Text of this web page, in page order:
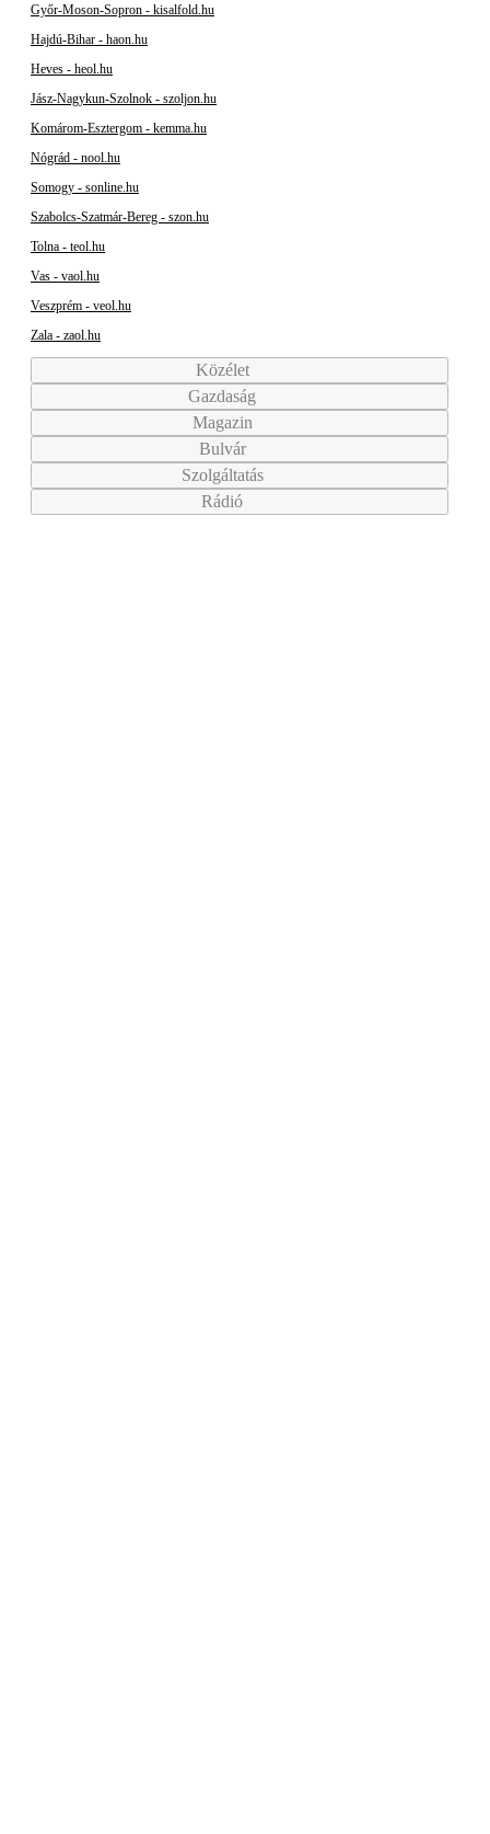
Győr-Moson-Sopron - kisalfold.hu
Hajdú-Bihar - haon.hu
Heves - heol.hu
Jász-Nagykun-Szolnok - szoljon.hu
Komárom-Esztergom - kemma.hu
Nógrád - nool.hu
Somogy - sonline.hu
Szabolcs-Szatmár-Bereg - szon.hu
Tolna - teol.hu
Vas - vaol.hu
Veszprém - veol.hu
Zala - zaol.hu
Közélet
Gazdaság
Magazin
Bulvár
Szolgáltatás
Rádió